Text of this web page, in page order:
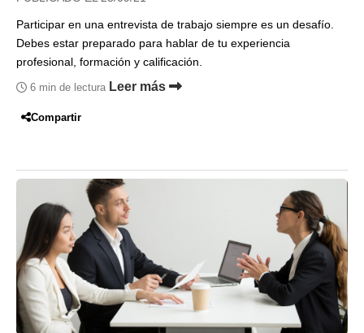
Participar en una entrevista de trabajo siempre es un desafío.
Debes estar preparado para hablar de tu experiencia
profesional, formación y calificación.
6 min de lectura Leer más
Compartir